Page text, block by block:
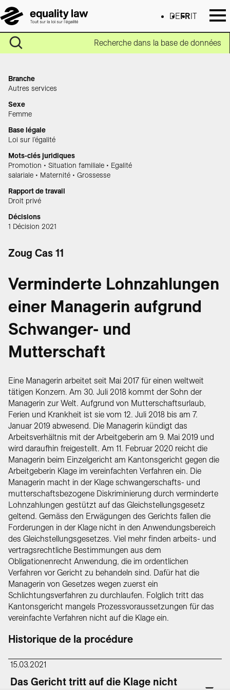
DE FR IT
Recherche dans la base de données
Branche
Autres services
Sexe
Femme
Base légale
Loi sur l’égalité
Mots-clés juridiques
Promotion • Situation familiale • Egalité
salariale • Maternité • Grossesse
Rapport de travail
Droit privé
Décisions
1 Décision 2021
Zoug Cas 11
Verminderte Lohnzahlungen
einer Managerin aufgrund
Schwanger- und
Mutterschaft
Eine Managerin arbeitet seit Mai 2017 für einen weltweit
tätigen Konzern. Am 30. Juli 2018 kommt der Sohn der
Managerin zur Welt. Aufgrund von Mutterschaftsurlaub,
Ferien und Krankheit ist sie vom 12. Juli 2018 bis am 7.
Januar 2019 abwesend. Die Managerin kündigt das
Arbeitsverhältnis mit der Arbeitgeberin am 9. Mai 2019 und
wird daraufhin freigestellt. Am 11. Februar 2020 reicht die
Managerin beim Einzelgericht am Kantonsgericht gegen die
Arbeitgeberin Klage im vereinfachten Verfahren ein. Die
Managerin macht in der Klage schwangerschafts- und
mutterschaftsbezogene Diskriminierung durch verminderte
Lohnzahlungen gestützt auf das Gleichstellungsgesetz
geltend. Gemäss den Erwägungen des Gerichts fallen die
Forderungen in der Klage nicht in den Anwendungsbereich
des Gleichstellungsgesetzes. Viel mehr finden arbeits- und
vertragsrechtliche Bestimmungen aus dem
Obligationenrecht Anwendung, die im ordentlichen
Verfahren vor Gericht zu behandeln sind. Dafür hat die
Managerin von Gesetzes wegen zuerst ein
Schlichtungsverfahren zu durchlaufen. Folglich tritt das
Kantonsgericht mangels Prozessvoraussetzungen für das
vereinfachte Verfahren nicht auf die Klage ein.
Historique de la procédure
15.03.2021
Das Gericht tritt auf die Klage nicht